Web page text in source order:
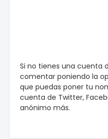
Si no tienes una cuenta
comentar poniendo la
que puedas poner tu
cuenta de Twitter,
anónimo más.